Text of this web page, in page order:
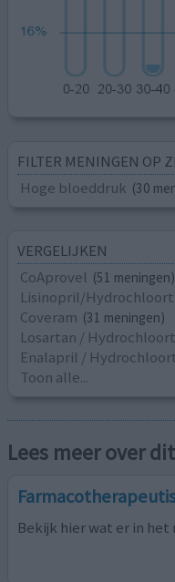
FILTER MENINGEN OP
Hoge bloeddruk (30
VERGELIJKEN
CoAprovel (51 meningen)
Lisinopril/
Coveram (31 meningen)
Losartan /
Enalapril /
Toon alle...
Lees meer over
Bekijk hier wat er in het